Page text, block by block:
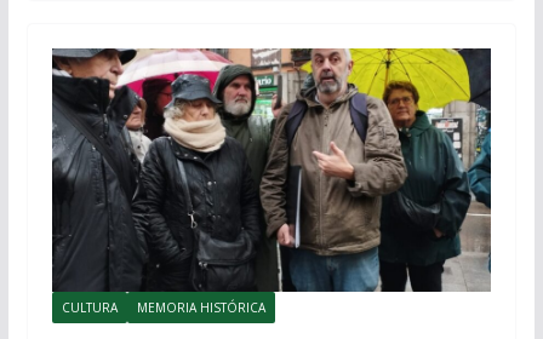
CULTURA MEMORIA HISTÓRICA